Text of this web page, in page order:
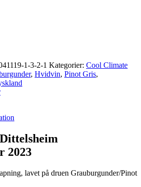
1-3-2-1 Kategorier: Cool Climate
, Hvidvin, Pinot Gris,
2023
lavet på druen Grauburgunder/Pinot